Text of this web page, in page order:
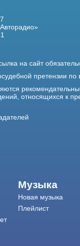
на сайт
претензии
относящихся к
Музыка
Новая музыка
Плейлист